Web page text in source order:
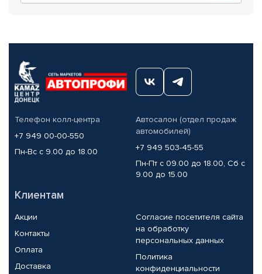
Телефон колл-центра
+7 949 00-00-550
Пн-Вс с 9.00 до 18.00
Автосалон (отдел продаж
автомобилей)
+7 949 503-45-55
Пн-Пт с 09.00 до 18.00, Сб с
9.00 до 15.00
Клиентам
Акции
Контакты
Оплата
Доставка
Согласие посетителя сайта
на обработку
персональных данных
Политика
конфиденциальности